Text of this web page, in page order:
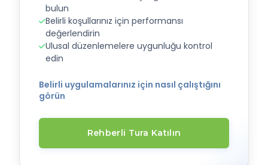
bulun
Belirli koşullarınız için performansı
değerlendirin
Ulusal düzenlemelere uygunluğu kontrol
edin
Belirli uygulamalarınız için nasıl çalıştığını
görün
Rehberli Tura Katılın